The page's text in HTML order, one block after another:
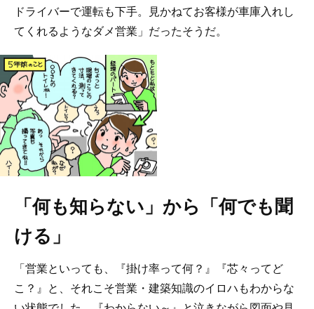
ドライバーで運転も下手。見かねてお客様が車庫入れし
てくれるようなダメ営業」だったそうだ。
「何も知らない」から「何でも聞
ける」
「営業といっても、『掛け率って何？』『芯々ってど
こ？』と、それこそ営業・建築知識のイロハもわからな